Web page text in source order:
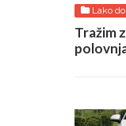
Lako
Tražim